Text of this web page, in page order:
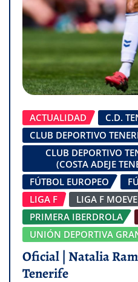
ACTUALIDAD
C.D.
CLUB DEPORTIVO
CLUB DEPORTIVO
(COSTA ADEJE
FÚTBOL EUROPEO
LIGA F
LIGA F MOEVE
PRIMERA IBERDROLA
UNIÓN DEPORTIVA
Oficial | Natalia
Tenerife